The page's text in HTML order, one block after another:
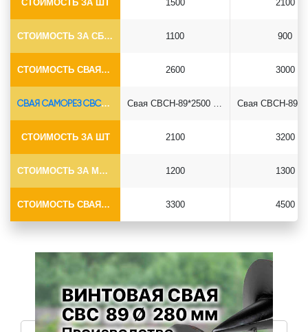
СТОИМОСТЬ ЗА ШТ
СТОИМОСТЬ ЗА СБОРКУ
СТОИМОСТЬ СВАЯ+СБОРКА (БЕЗ ОГОЛОВКА)
1500
1100
2600
2100
900
3000
СВАЯ САМОРЕЗ СВСН-Ø89*6.5
СТОИМОСТЬ ЗА ШТ
СТОИМОСТЬ ЗА МОНТАЖ
СТОИМОСТЬ СВАЯ+МОНТАЖ (БЕЗ ОГОЛОВКА)
Свая СВСН-89*2500 саморез
2100
1200
3300
3200
1300
4500